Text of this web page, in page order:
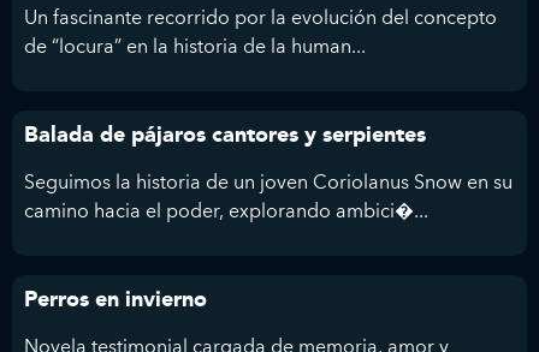
Un fascinante recorrido por la evolución del concepto
de “locura” en la historia de la human...
Balada de pájaros cantores y serpientes
Seguimos la historia de un joven Coriolanus Snow en su
camino hacia el poder, explorando ambici�...
Perros en invierno